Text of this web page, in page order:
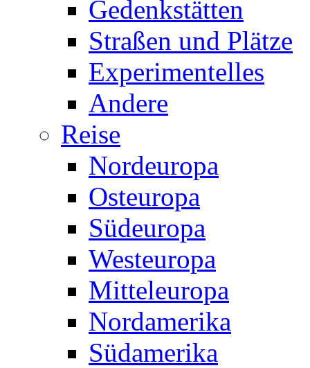
Gedenkstätten
Straßen und Plätze
Experimentelles
Andere
Reise
Nordeuropa
Osteuropa
Südeuropa
Westeuropa
Mitteleuropa
Nordamerika
Südamerika